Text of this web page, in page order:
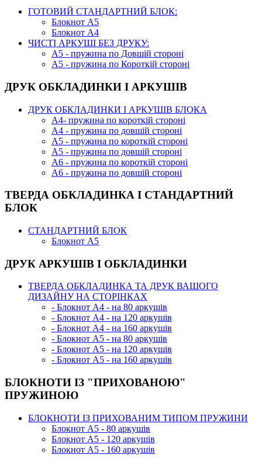
ГОТОВИЙ СТАНДАРТНИЙ БЛОК:
Блокнот А5
Блокнот А4
ЧИСТІ АРКУШІ БЕЗ ДРУКУ:
А5 - пружина по Довшій стороні
А5 - пружина по Короткій стороні
ДРУК ОБКЛАДИНКИ І АРКУШІВ
ДРУК ОБКЛАДИНКИ І АРКУШІВ БЛОКА
А4- пружина по короткій стороні
А4 - пружина по довшій стороні
А5 - пружина по короткій стороні
А5 - пружина по довшій стороні
А6 - пружина по короткій стороні
А6 - пружина по довшій стороні
ТВЕРДА ОБКЛАДИНКА І СТАНДАРТНИЙ
БЛОК
СТАНДАРТНИЙ БЛОК
Блокнот А5
ДРУК АРКУШІВ І ОБКЛАДИНКИ
ТВЕРДА ОБКЛАДИНКА ТА ДРУК ВАШОГО
ДИЗАЙНУ НА СТОРІНКАХ
- Блокнот А4 - на 80 аркушів
- Блокнот А4 - на 120 аркушів
- Блокнот А4 - на 160 аркушів
- Блокнот А5 - на 80 аркушів
- Блокнот А5 - на 120 аркушів
- Блокнот А5 - на 160 аркушів
БЛОКНОТИ ІЗ "ПРИХОВАНОЮ"
ПРУЖИНОЮ
БЛОКНОТИ ІЗ ПРИХОВАНИМ ТИПОМ ПРУЖИНИ
Блокнот А5 - 80 аркушів
Блокнот А5 - 120 аркушів
Блокнот А5 - 160 аркушів